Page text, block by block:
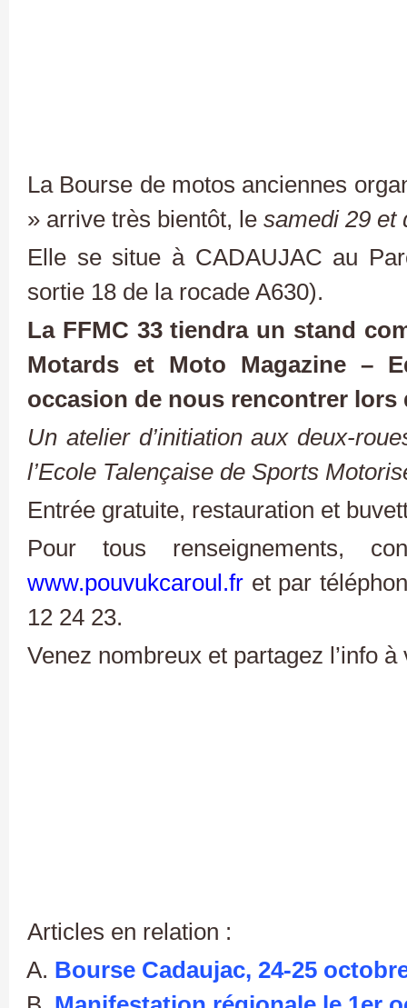
La Bourse de motos anciennes
» arrive très bientôt, le samedi 29 et
Elle se situe à CADAUJAC au
sortie 18 de la rocade A630).
La FFMC 33 tiendra un stand
Motards et Moto Magazine –
occasion de nous rencontrer lors
Un atelier d’initiation aux deux-
l’Ecole Talençaise de Sports
Entrée gratuite, restauration et
Pour tous renseignements,
www.pouvukcaroul.fr et par
12 24 23.
Venez nombreux et partagez l’info
Articles en relation :
Bourse Cadaujac, 24-25